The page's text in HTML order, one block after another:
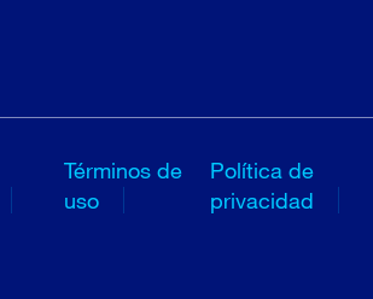
Términos de
uso
Política de
privacidad